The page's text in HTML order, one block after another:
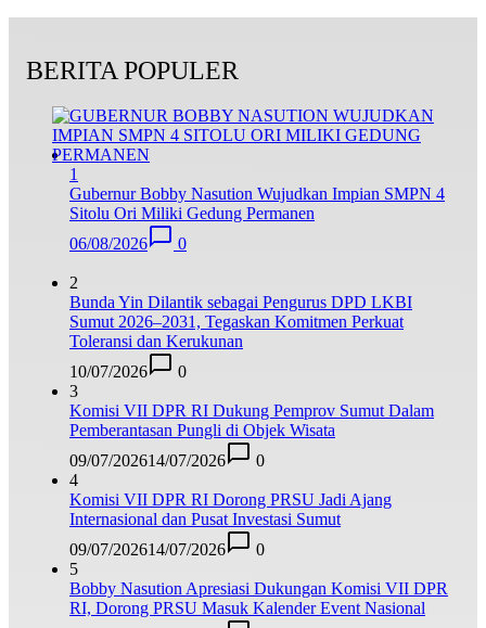
BERITA POPULER
1
Gubernur Bobby Nasution Wujudkan Impian SMPN 4
Sitolu Ori Miliki Gedung Permanen
06/08/2026
0
2
Bunda Yin Dilantik sebagai Pengurus DPD LKBI
Sumut 2026–2031, Tegaskan Komitmen Perkuat
Toleransi dan Kerukunan
10/07/2026
0
3
Komisi VII DPR RI Dukung Pemprov Sumut Dalam
Pemberantasan Pungli di Objek Wisata
09/07/202614/07/2026
0
4
Komisi VII DPR RI Dorong PRSU Jadi Ajang
Internasional dan Pusat Investasi Sumut
09/07/202614/07/2026
0
5
Bobby Nasution Apresiasi Dukungan Komisi VII DPR
RI, Dorong PRSU Masuk Kalender Event Nasional